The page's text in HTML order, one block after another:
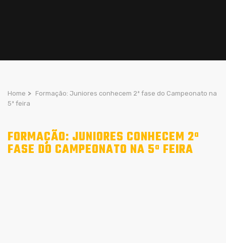
Home > Formação: Juniores conhecem 2ª fase do Campeonato na
5ª feira
FORMAÇÃO: JUNIORES CONHECEM 2ª
FASE DO CAMPEONATO NA 5ª FEIRA